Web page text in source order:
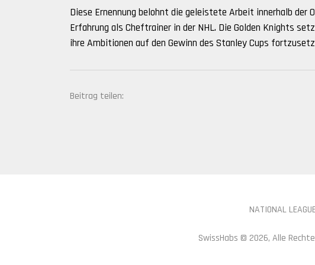
Diese Ernennung belohnt die geleistete Arbeit innerhalb
Erfahrung als Cheftrainer in der NHL. Die Golden Knights
ihre Ambitionen auf den Gewinn des Stanley Cups
Beitrag teilen:
NATIONAL
SwissHabs © 2026, Alle